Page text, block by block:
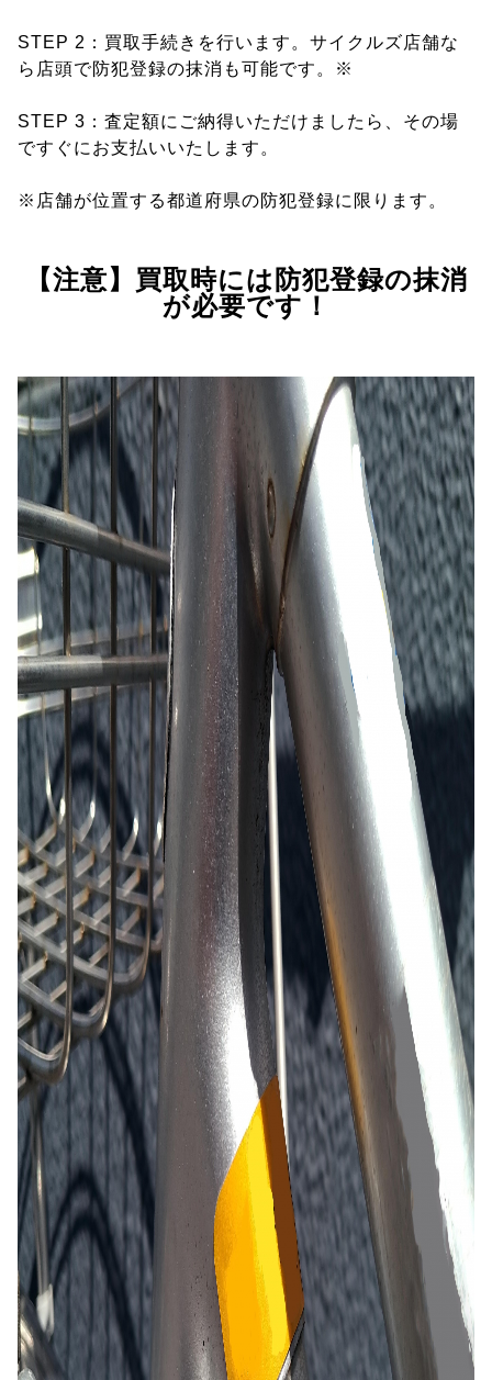
STEP 2：買取手続きを行います。サイクルズ店舗な
ら店頭で防犯登録の抹消も可能です。※
STEP 3：査定額にご納得いただけましたら、その場
ですぐにお支払いいたします。
※店舗が位置する都道府県の防犯登録に限ります。
【注意】買取時には防犯登録の抹消
が必要です！